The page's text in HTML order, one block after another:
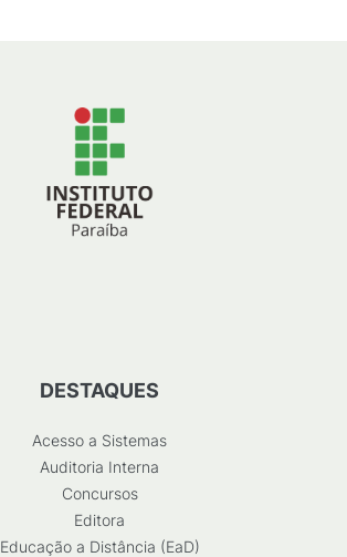
DESTAQUES
Acesso a Sistemas
Auditoria Interna
Concursos
Editora
Educação a Distância (EaD)